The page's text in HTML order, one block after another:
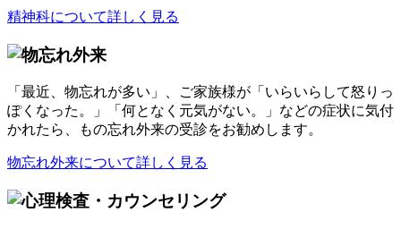
精神科について詳しく見る
「最近、物忘れが多い」、ご家族様が「いらいらして怒りっ
ぽくなった。」「何となく元気がない。」などの症状に気付
かれたら、もの忘れ外来の受診をお勧めします。
物忘れ外来について詳しく見る